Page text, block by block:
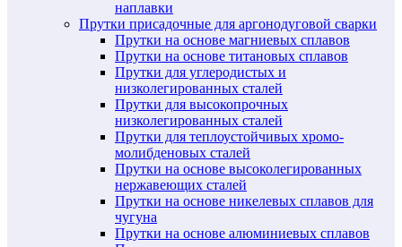
наплавки
Прутки присадочные для аргонодуговой сварки
Прутки на основе магниевых сплавов
Прутки на основе титановых сплавов
Прутки для углеродистых и
низколегированных сталей
Прутки для высокопрочных
низколегированных сталей
Прутки для теплоустойчивых хромо-
молибденовых сталей
Прутки на основе высоколегированных
нержавеющих сталей
Прутки на основе никелевых сплавов для
чугуна
Прутки на основе алюминиевых сплавов